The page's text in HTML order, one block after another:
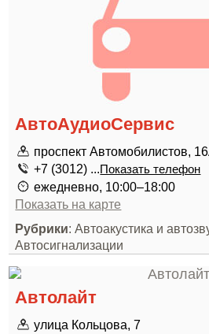
АвтоАудиоСервис
проспект Автомобилистов,
+7 (3012) ...Показать телефон
ежедневно, 10:00–18:00
Показать на карте
Рубрики: Автоакустика и
Автосигнализации
Автолайт
улица Кольцова, 7